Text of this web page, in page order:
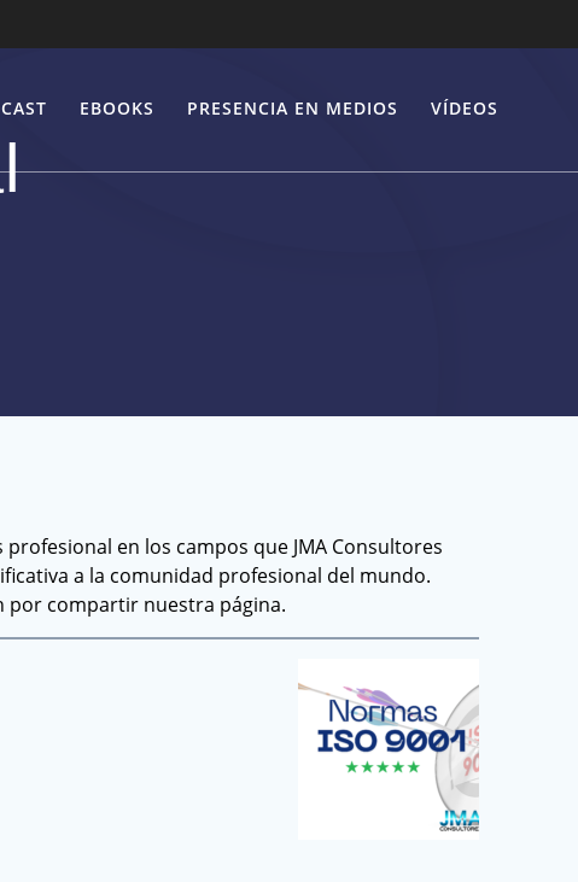
EBOOKS PRESENCIA EN MEDIOS VÍDEOS
en los campos que JMA Consultores
a la comunidad profesional del mundo.
por compartir nuestra página.